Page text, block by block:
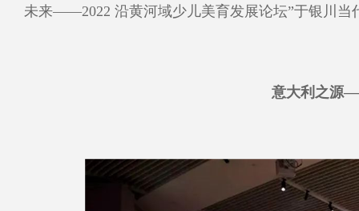
未来——2022 沿黄河域少儿美育发展论坛”于银川当
意大利之源